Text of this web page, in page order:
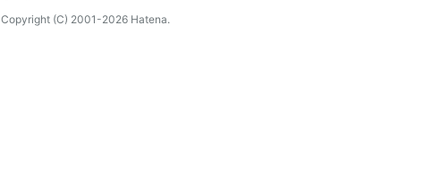
Copyright (C) 2001-2026 Hatena.